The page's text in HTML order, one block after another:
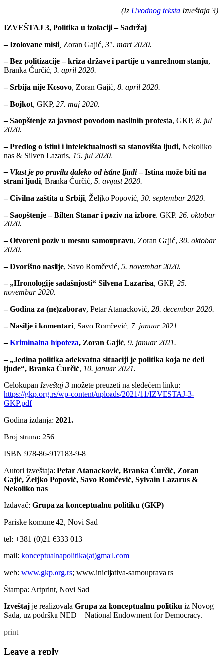
(Iz Uvodnog teksta Izveštaja 3)
IZVEŠTAJ 3, Politika u izolaciji – Sadržaj
– Izolovane misli Zoran Gajić, 31. mart 2020.
– Bez politizacije – kriza države i partije u vanrednom stanju,
Branka Ćurčić, 3. april 2020.
– Srbija nije Kosovo, Zoran Gajić, 8. april 2020.
– Bojkot, GKP, 27. maj 2020.
– Saopštenje za javnost povodom nasilnih protesta, GKP, 8. jul
2020.
– Predlog o istini i intelektualnosti sa stanovišta ljudi, Nekoliko
nas & Silven Lazaris, 15. jul 2020.
– Vlast je po pravilu daleko od istine ljudi – Istina može biti na
strani ljudi, Branka Ćurčić, 5. avgust 2020.
– Civilna zaštita u Srbiji, Željko Popović, 30. septembar 2020.
– Saopštenje – Bilten Stanar i poziv na izbore, GKP, 26. oktobar
2020.
– Otvoreni poziv u mesnu samoupravu, Zoran Gajić, 30. oktobar
2020.
– Dvorišno nasilje, Savo Romčević, 5. novembar 2020.
– „Hronologije sadašnjosti“ Silvena Lazarisa, GKP, 25.
novembar 2020.
– Godina za (ne)zaborav, Petar Atanacković, 28. decembar 2020.
– Nasilje i komentari, Savo Romčević, 7. januar 2021.
–Kriminalna hipoteza, Zoran Gajić, 9. januar 2021.
– „Jedina politika adekvatna situaciji je politika koja ne deli
ljude“, Branka Ćurčić, 10. januar 2021.
Celokupan Izveštaj 3 možete preuzeti na sledećem linku:
https://gkp.org.rs/wp-content/uploads/2021/11/IZVESTAJ-3-
GKP.pdf
Godina izdanja: 2021.
Broj strana: 256
ISBN 978-86-917183-9-8
Autori izveštaja: Petar Atanacković, Branka Ćurčić, Zoran
Gajić, Željko Popović, Savo Romčević, Sylvain Lazarus &
Nekoliko nas
Izdavač: Grupa za konceptualnu politiku (GKP)
Pariske komune 42, Novi Sad
tel: +381 (0)21 6333 013
mail: konceptualnapolitika(at)gmail.com
web: www.gkp.org.rs; www.inicijativa-samouprava.rs
Štampa: Artprint, Novi Sad
Izveštaj je realizovala Grupa za konceptualnu politiku iz Novog
Sada, uz podršku NED – National Endowment for Democracy.
print
Leave a reply